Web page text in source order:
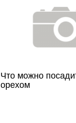
Что можно
орехом